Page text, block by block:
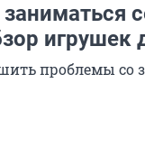
игрушек
проблемы со